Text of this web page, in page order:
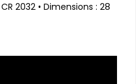
2032 • Dimensions : 28